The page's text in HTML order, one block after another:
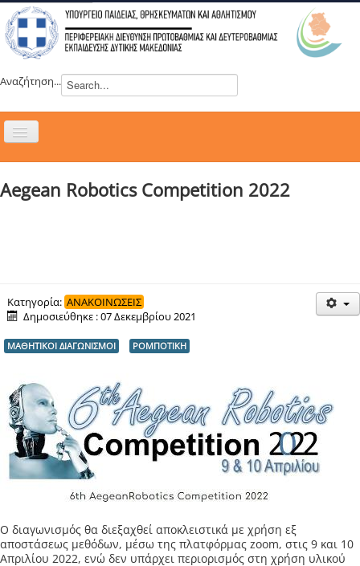
Αναζήτηση...
Εναλλαγή
ΝΕΑ
ΔΡΑΣΕΙΣ
ΕΠΙΚΟΙΝΩΝΙΑ
ΕΞ ΑΠΟΣΤΑΣΕΩΣ ΕΚΠΑΙΔΕΥΣΗ
Aegean Robotics Competition 2022
Κατηγορία: ΑΝΑΚΟΙΝΩΣΕΙΣ
Δημοσιεύθηκε : 07 Δεκεμβρίου 2021
ΜΑΘΗΤΙΚΟΙ ΔΙΑΓΩΝΙΣΜΟΙ ΡΟΜΠΟΤΙΚΗ
Ο διαγωνισμός θα διεξαχθεί αποκλειστικά με χρήση εξ
αποστάσεως μεθόδων, μέσω της πλατφόρμας zoom, στις 9 και 10
Απριλίου 2022, ενώ δεν υπάρχει περιορισμός στη χρήση υλικού